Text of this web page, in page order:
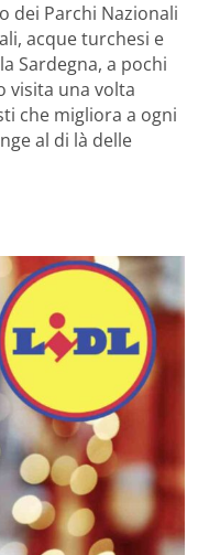
dei Parchi Nazionali
acque turchesi e
Sardegna, a pochi
visita una volta
che migliora a ogni
al di là delle